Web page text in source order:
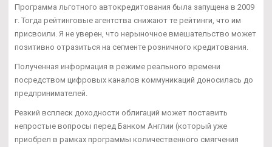
Программа льготного автокредитования была запущена в 2009
г. Тогда рейтинговые агентства снижают те рейтинги, что им
присвоили. Я не уверен, что нерыночное вмешательство может
позитивно отразиться на сегменте розничного кредитования.
Полученная информация в режиме реального времени
посредством цифровых каналов коммуникаций доносилась до
предпринимателей.
Резкий всплеск доходности облигаций может поставить
непростые вопросы перед Банком Англии (который уже
приобрел в рамках программы количественного смягчения